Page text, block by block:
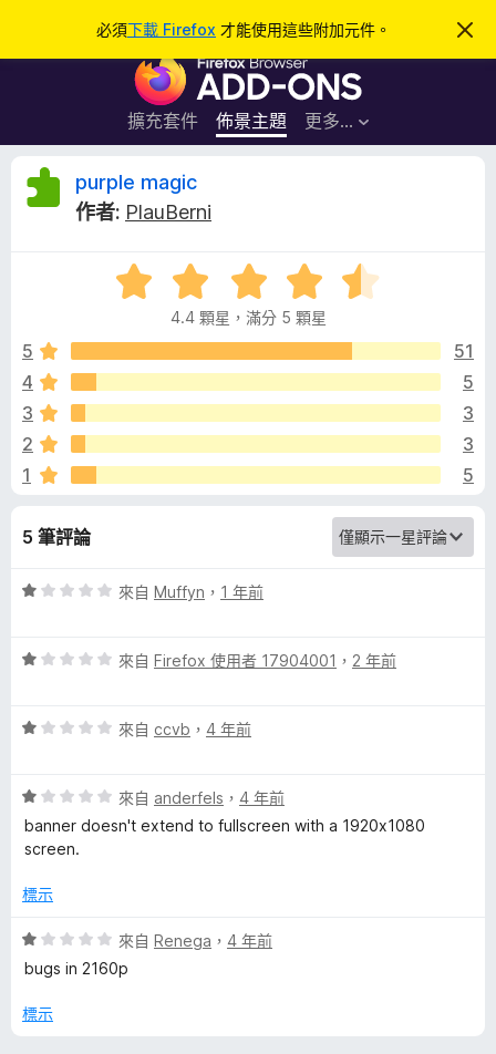
必須下載 Firefox 才能使用這些附加元件。
忽
此
F
r
e
覽
器
附
加
件
擴充套件 佈景主題 更多…
登入
p
p
l
e
a
i
c
的
評
purple magic
作者: PlauBerni
評
價
.
分
滿
5
4.4 顆星，滿分 5 顆星
5
51
4
5
3
3
2
3
1
5
5 筆評論
評
分
分
來自 Muffyn ， 1 年前
評
分
分
5
分
來自 Firefox 使用者 17904001 ， 2 年前
評
分
，
滿
5
來自 ccvb ， 4 年前
評
價
1
，
分
5
來自 anderfels ， 4 年前
banner doesn't extend to fullscreen with a 1920x1080
screen.
標示
評
價
分
來自 Renega ， 4 年前
bugs in 2160p
標示